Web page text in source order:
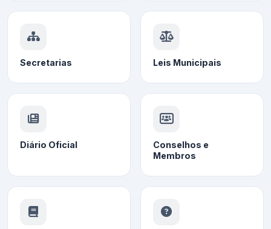
Secretarias Leis Municipais
Diário Oficial
Conselhos e
Membros